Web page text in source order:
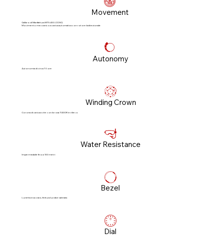
Movement
Calibro di Manifattura MT5400 (COSC)
Movimento meccanico a carica automatica con rotore bidirezionale
Autonomy
Autonomia di circa 70 ore
Winding Crown
Corona di carica a vite con la rosa TUDOR in rilievo
Water Resistance
Impermeabile fino a 100 metri
Bezel
Lunetta in acciaio, finitura lucida e satinata
Dial